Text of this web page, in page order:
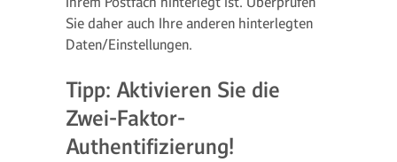
Sie daher auch Ihre anderen hinterlegten
Daten/Einstellungen.
Tipp: Aktivieren Sie die
Zwei-Faktor-
Authentifizierung!